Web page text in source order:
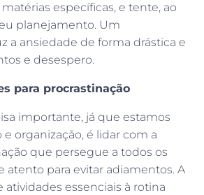
específicas, e tente, ao
planejamento. Um
a ansiedade de forma drástica e
e desespero.
para procrastinação
importante, já que estamos
organização, é lidar com a
que persegue a todos os
atento para evitar adiamentos. A
atividades essenciais à rotina